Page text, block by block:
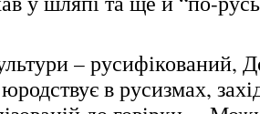
– русифікований,
в русизмах,